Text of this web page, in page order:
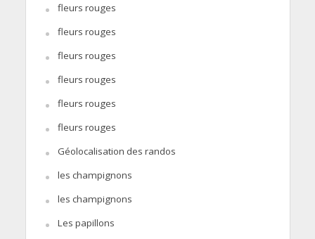
fleurs rouges
fleurs rouges
fleurs rouges
fleurs rouges
fleurs rouges
fleurs rouges
Géolocalisation des randos
les champignons
les champignons
Les papillons